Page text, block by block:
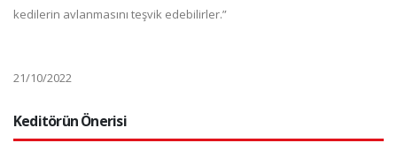
kedilerin avlanmasını teşvik edebilirler.”
21/10/2022
Keditörün Önerisi